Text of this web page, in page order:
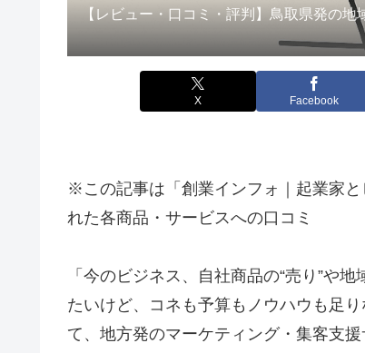
【レビュー・口コミ・評判】鳥取県発の
X Facebook
※この記事は「創業インフォ｜起業家
れた各商品・サービスへの口コミ
「今のビジネス、自社商品の“売り”や
たいけど、コネも予算もノウハウも足
て、地方発のマーケティング・集客支